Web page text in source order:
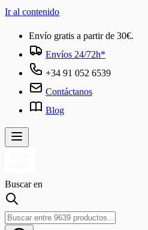
Ir al contenido
Envío gratis a partir de 30€.
Envíos 24/72h*
+34 91 052 6539
Contáctanos
Blog
Buscar en